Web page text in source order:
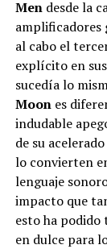
Mendesde la
amplificadores
al cabo el
explícito en
sucedía lo
Moon es
indudable
de su
lo convierten
lenguaje
impacto que
esto ha podido
en dulce para